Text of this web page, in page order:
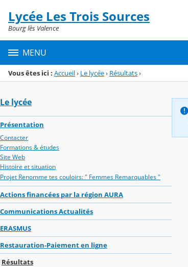
Menu de la rubrique
Contenu
Lycée Les Trois Sources
Bourg lès Valence
MENU
Vous êtes ici : Accueil› Le lycée› Résultats›
Le lycée
Présentation
Contacter
Formations & études
Site Web
Histoire et situation
Projet Renomme tes couloirs: " Femmes Remarquables "
Actions financées par la région AURA
Communications Actualités
ERASMUS
Restauration-Paiement en ligne
Résultats